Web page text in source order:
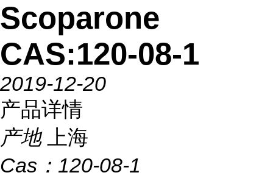
Scoparone
CAS:120-08-1
2019-12-20
产品详情
产地
上海
Cas： 120-08-1